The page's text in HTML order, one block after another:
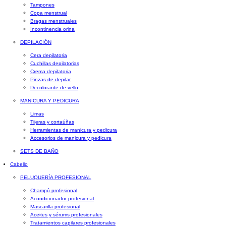
Tampones
Copa menstrual
Bragas menstruales
Incontinencia orina
DEPILACIÓN
Cera depilatoria
Cuchillas depilatorias
Crema depilatoria
Pinzas de depilar
Decolorante de vello
MANICURA Y PEDICURA
Limas
Tijeras y cortaúñas
Herramientas de manicura y pedicura
Accesorios de manicura y pedicura
SETS DE BAÑO
Cabello
PELUQUERÍA PROFESIONAL
Champú profesional
Acondicionador profesional
Mascarilla profesional
Aceites y sérums profesionales
Tratamientos capilares profesionales